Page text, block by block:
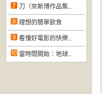
刀（奈斯博作品集...
理想的簡單飲食
看懂好電影的快樂...
當時間開始：地球...